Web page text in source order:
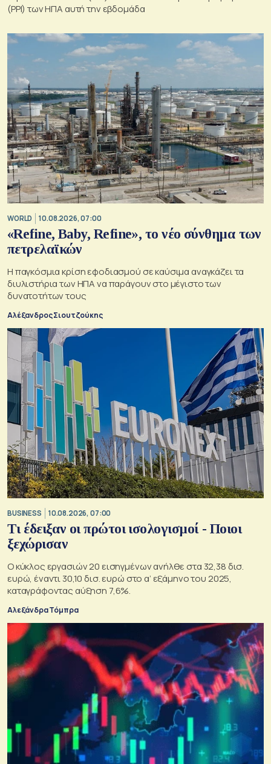
(PPI) των ΗΠΑ αυτή την εβδομάδα
WORLD 10.08.2026, 07:00
«Refine, Baby, Refine», το νέο σύνθημα των
πετρελαϊκών
Η παγκόσμια κρίση εφοδιασμού σε καύσιμα αναγκάζει τα
διυλιστήρια των ΗΠΑ να παράγουν στο μέγιστο των
δυνατοτήτων τους
Αλέξανδρος Σιουτζούκης
BUSINESS 10.08.2026, 07:00
Τι έδειξαν οι πρώτοι ισολογισμοί - Ποιοι
ξεχώρισαν
Ο κύκλος εργασιών 20 εισηγμένων ανήλθε στα 32,38 δισ.
ευρώ, έναντι 30,10 δισ. ευρώ στο α’ εξάμηνο του 2025,
καταγράφοντας αύξηση 7,6%.
Αλεξάνδρα Τόμπρα